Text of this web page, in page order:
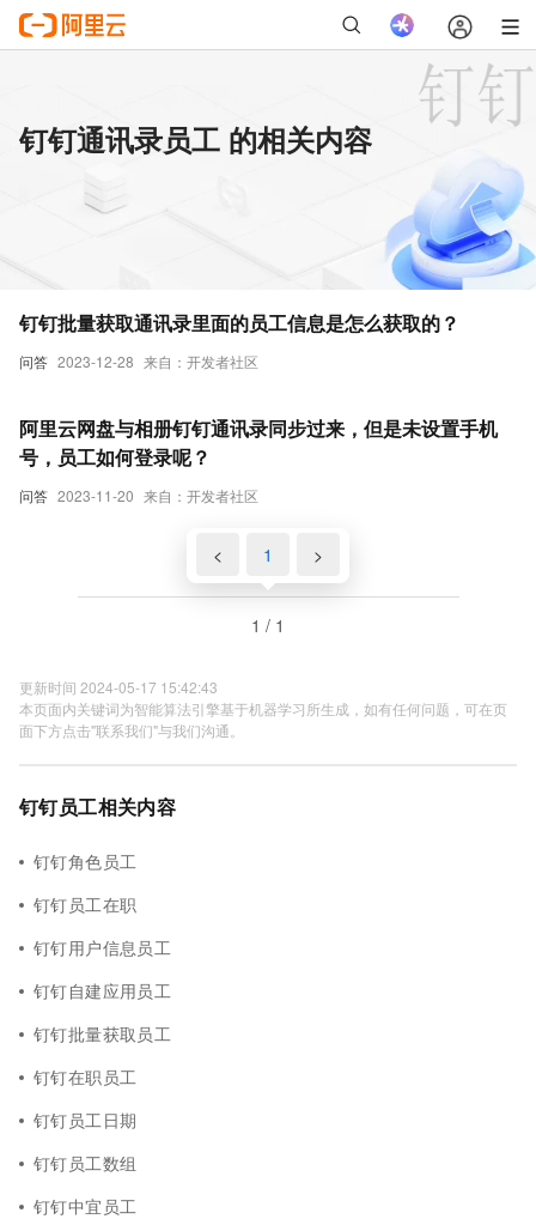
钉钉通讯录员工 的相关内容
问答 2023-12-28 来自：开发者社区
钉钉批量获取通讯录里面的员工信息是怎么获取的？
问答 2023-11-20 来自：开发者社区
阿里云网盘与相册钉钉通讯录同步过来，但是未设置手机
号，员工如何登录呢？
< 1 >
1 / 1
更新时间 2024-05-17 15:42:43
本页面内关键词为智能算法引擎基于机器学习所生成，如有任何问题，可在页
面下方点击"联系我们"与我们沟通。
钉钉员工相关内容
钉钉角色员工
钉钉员工在职
钉钉用户信息员工
钉钉自建应用员工
钉钉批量获取员工
钉钉在职员工
钉钉员工日期
钉钉员工数组
钉钉中宜员工